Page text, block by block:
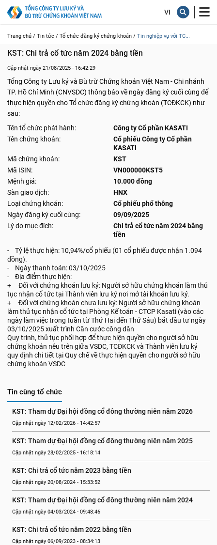
Trang chủ / Tin tức / Tổ chức đăng ký chứng khoán / Tin nghiệp vụ với TC...
KST: Chi trả cổ tức năm 2024 bằng tiền
Cập nhật ngày 21/08/2025 - 16:42:29
Tổng Công ty Lưu ký và Bù trừ Chứng khoán Việt Nam - Chi nhánh
TP. Hồ Chí Minh (CNVSDC) thông báo về ngày đăng ký cuối cùng để
thực hiện quyền cho Tổ chức đăng ký chứng khoán (TCĐKCK) như
sau:
Tên tổ chức phát hành:
Công ty Cổ phần KASATI
Tên chứng khoán:
Cổ phiếu Công ty Cổ phần
KASATI
Mã chứng khoán:
KST
Mã ISIN:
VN000000KST5
Mệnh giá:
10.000 đồng
Sàn giao dịch:
HNX
Loại chứng khoán:
Cổ phiếu phổ thông
Ngày đăng ký cuối cùng:
09/09/2025
Lý do mục đích:
Chi trả cổ tức năm 2024 bằng
tiền
- Tỷ lệ thực hiện: 10,94%/cổ phiếu (01 cổ phiếu được nhận 1.094
đồng).
- Ngày thanh toán: 03/10/2025
- Địa điểm thực hiện:
+ Đối với chứng khoán lưu ký: Người sở hữu chứng khoán làm thủ
tục nhận cổ tức tại Thành viên lưu ký nơi mở tài khoản lưu ký.
+ Đối với chứng khoán chưa lưu ký: Người sở hữu chứng khoán
làm thủ tục nhận cổ tức tại Phòng Kế toán - CTCP Kasati (vào các
ngày làm việc trong tuần từ Thứ Hai đến Thứ Sáu) bắt đầu tư ngày
03/10/2025 xuất trình Căn cước công dân
Quy trình, thủ tục phối hợp để thực hiện quyền cho người sở hữu
chứng khoán nêu trên giữa VSDC, TCĐKCK và Thành viên lưu ký
quy định chi tiết tại Quy chế về thực hiện quyền cho người sở hữu
chứng khoán VSDC
Tin cùng tổ chức
KST: Tham dự Đại hội đồng cổ đông thường niên năm 2026
Cập nhật ngày 12/02/2026 - 14:42:57
KST: Tham dự Đại hội đồng cổ đông thường niên năm 2025
Cập nhật ngày 28/02/2025 - 16:18:14
KST: Chi trả cổ tức năm 2023 bằng tiền
Cập nhật ngày 20/08/2024 - 15:33:52
KST: Tham dự Đại hội đồng cổ đông thường niên năm 2024
Cập nhật ngày 04/03/2024 - 09:48:46
KST: Chi trả cổ tức năm 2022 bằng tiền
Cập nhật ngày 06/09/2023 - 08:34:13